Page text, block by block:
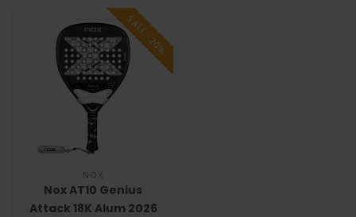
SALE -20%
NOX
Nox AT10 Genius
Attack 18K Alum 2026